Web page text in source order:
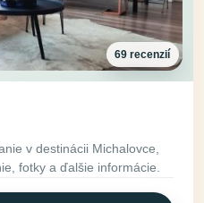
69 recenzií
v destinácii Michalovce,
fotky a ďalšie informácie.